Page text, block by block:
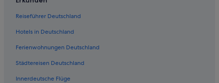
Aparthotels in Chessy
Campingplätze in Chessy
Reiseführer Deutschland
Hotels in Deutschland
Ferienwohnungen Deutschland
Städtereisen Deutschland
Innerdeutsche Flüge